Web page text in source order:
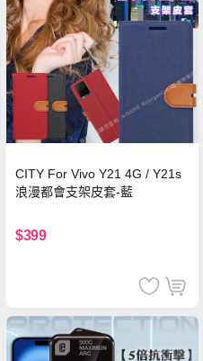
CITY For Vivo Y21 4G / Y21s
浪漫都會支架皮套-藍
$399